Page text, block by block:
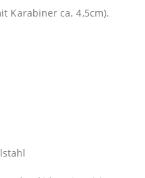
Karabiner ca. 4,5cm).